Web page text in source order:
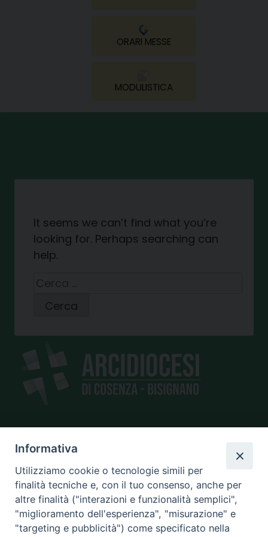
ORARI MESSE
MODULISTICA
It seems we can’t find what you’re
looking for. Perhaps searching can
help.
SEDE
piazza Giano Parrasio, 16
87100 Cosenza
Informativa
Utilizziamo cookie o tecnologie simili per
finalità tecniche e, con il tuo consenso, anche per
altre finalità ("interazioni e funzionalità semplici",
"miglioramento dell'esperienza", "misurazione" e
"targeting e pubblicità") come specificato nella